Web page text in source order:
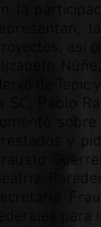
En la
representan,
proyectos, así
Elizabeth
Nervo de
la SC, Pablo
comentó
prestados y
Frausto
Beatriz
secretaria
federales